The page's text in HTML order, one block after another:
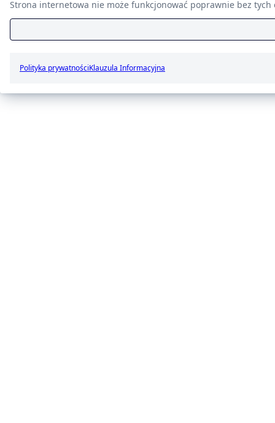
Strona internetowa nie może funkcjonować poprawnie bez tych
Polityka prywatnościKlauzula Informacyjna